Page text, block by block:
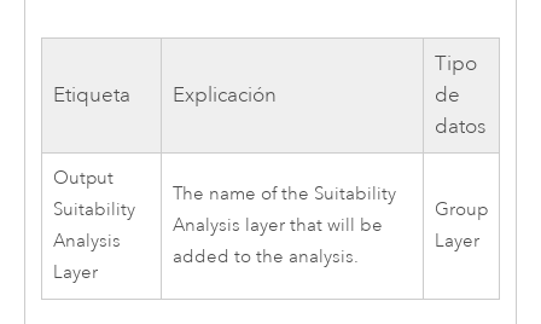
Etiqueta Explicación
Tipo
de
datos
Output
Suitability
Analysis
Layer
The name of the Suitability
Analysis layer that will be
added to the analysis.
Group
Layer